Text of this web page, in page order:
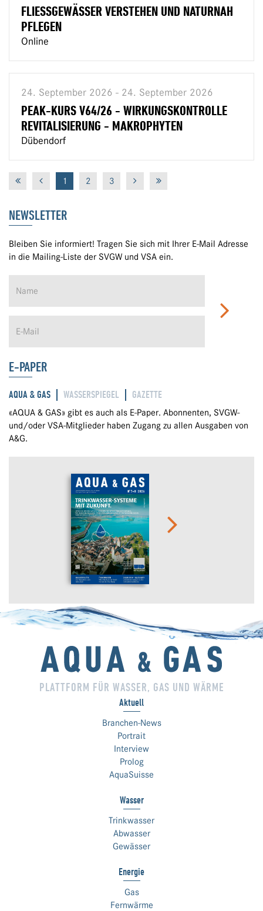
FLIESSGEWÄSSER VERSTEHEN UND NATURNAH
PFLEGEN
Online
24. September 2026 - 24. September 2026
PEAK-KURS V64/26 - WIRKUNGSKONTROLLE
REVITALISIERUNG - MAKROPHYTEN
Dübendorf
1 2 3
NEWSLETTER
Bleiben Sie informiert! Tragen Sie sich mit Ihrer E-Mail Adresse
in die Mailing-Liste der SVGW und VSA ein.
E-PAPER
AQUA & GAS WASSERSPIEGEL GAZETTE
«AQUA & GAS» gibt es auch als E-Paper. Abonnenten, SVGW-
und/oder VSA-Mitglieder haben Zugang zu allen Ausgaben von
A&G.
PLATTFORM FÜR WASSER, GAS UND WÄRME
Aktuell
Branchen-News
Portrait
Interview
Prolog
AquaSuisse
Wasser
Trinkwasser
Abwasser
Gewässer
Energie
Gas
Fernwärme